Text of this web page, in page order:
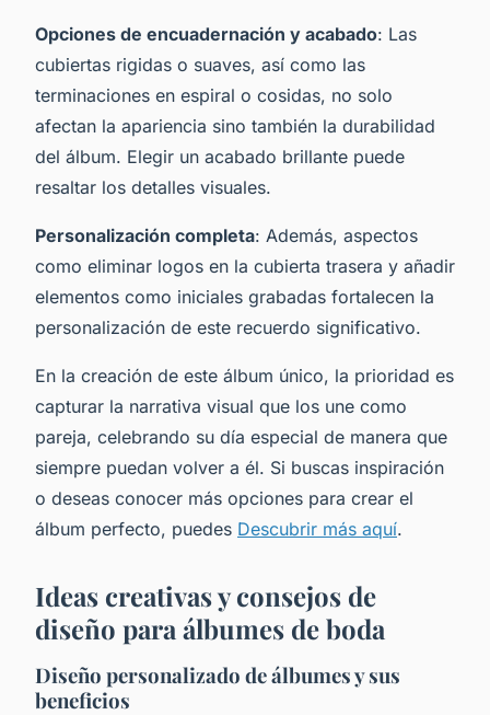
Opciones de encuadernación y acabado: Las
cubiertas rigidas o suaves, así como las
terminaciones en espiral o cosidas, no solo
afectan la apariencia sino también la durabilidad
del álbum. Elegir un acabado brillante puede
resaltar los detalles visuales.
Personalización completa: Además, aspectos
como eliminar logos en la cubierta trasera y añadir
elementos como iniciales grabadas fortalecen la
personalización de este recuerdo significativo.
En la creación de este álbum único, la prioridad es
capturar la narrativa visual que los une como
pareja, celebrando su día especial de manera que
siempre puedan volver a él. Si buscas inspiración
o deseas conocer más opciones para crear el
álbum perfecto, puedes Descubrir más aquí.
Ideas creativas y consejos de
diseño para álbumes de boda
Diseño personalizado de álbumes y sus
beneficios